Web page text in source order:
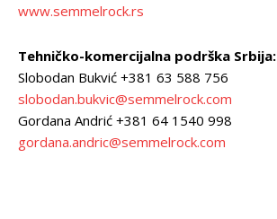
www.semmelrock.rs
Tehničko-komercijalna podrška Srbija:
Slobodan Bukvić +381 63 588 756
slobodan.bukvic@semmelrock.com
Gordana Andrić +381 64 1540 998
gordana.andric@semmelrock.com